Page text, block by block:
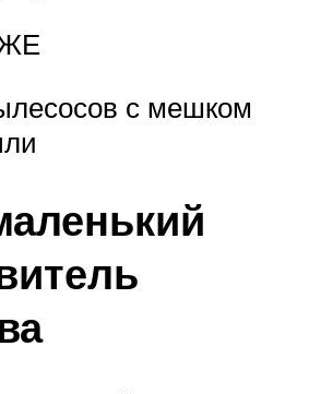
с мешком